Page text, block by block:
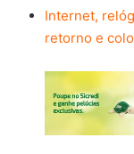
Internet,
retorno e